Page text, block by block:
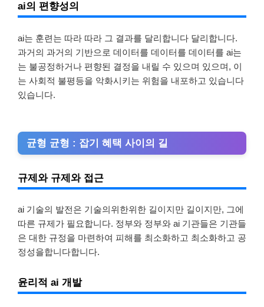
ai의 편향성의
ai는 훈련는 따라 따라 그 결과를 달리합니다 달리합니다.
과거의 과거의 기반으로 데이터를 데이터를 데이터를 ai는
는 불공정하거나 편향된 결정을 내릴 수 있으며 있으며, 이
는 사회적 불평등을 악화시키는 위험을 내포하고 있습니다
있습니다.
균형 균형 : 잡기 혜택 사이의 길
규제와 규제와 접근
ai 기술의 발전은 기술의위한위한 길이지만 길이지만, 그에
따른 규제가 필요합니다. 정부와 정부와 ai 기관들은 기관들
은 대한 규정을 마련하여 피해를 최소화하고 최소화하고 공
정성을합니다합니다.
윤리적 ai 개발